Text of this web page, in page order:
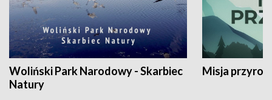
Woliński Park Narodowy - Skarbiec
Natury
Misja